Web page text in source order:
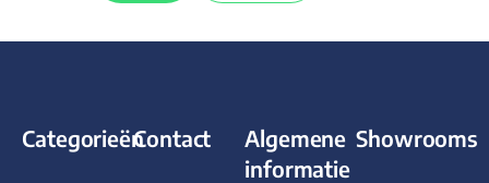
CategorieënContact
Algemene
informatie
Showrooms